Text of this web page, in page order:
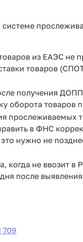
из ЕАЭС не
товаров
получения
оборота товаров
прослеживаемых
в ФНС
нужно не
когда не ввозит
после
709